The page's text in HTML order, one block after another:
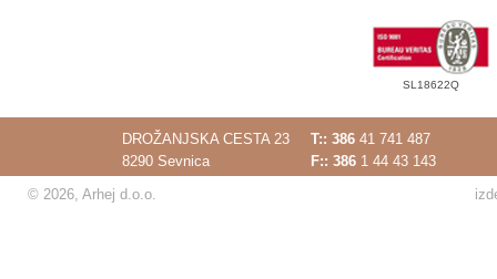
SL18622Q
DROŽANJSKA CESTA 23
8290 Sevnica
T:: 386 41 741 487
F:: 386 1 44 43 143
© 2026, Arhej d.o.o.